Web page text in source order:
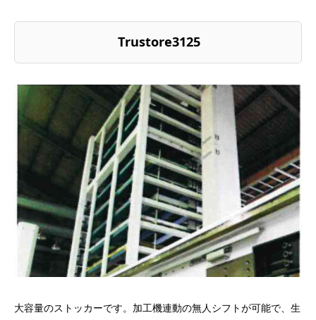
Trustore3125
大容量のストッカーです。加工機連動の無人シフトが可能で、生